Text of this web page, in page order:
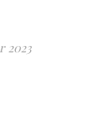
2023